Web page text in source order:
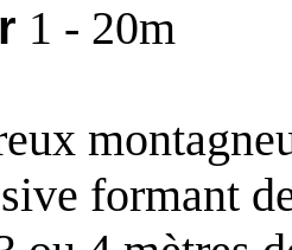
1 - 20m
formant